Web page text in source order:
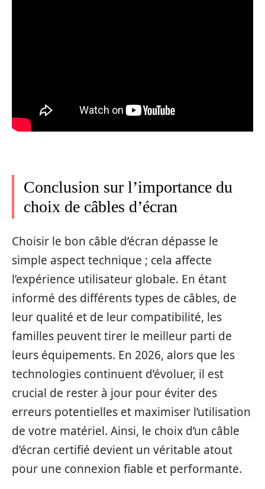
Conclusion sur l’importance du
choix de câbles d’écran
Choisir le bon câble d’écran dépasse le
simple aspect technique ; cela affecte
l’expérience utilisateur globale. En étant
informé des différents types de câbles, de
leur qualité et de leur compatibilité, les
familles peuvent tirer le meilleur parti de
leurs équipements. En 2026, alors que les
technologies continuent d’évoluer, il est
crucial de rester à jour pour éviter des
erreurs potentielles et maximiser l’utilisation
de votre matériel. Ainsi, le choix d’un câble
d’écran certifié devient un véritable atout
pour une connexion fiable et performante.